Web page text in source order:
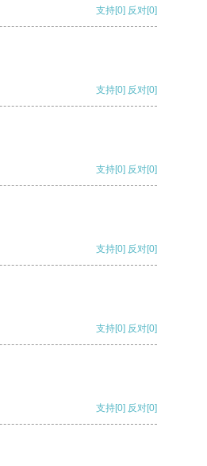
支持[0] 反对[0]
支持[0] 反对[0]
支持[0] 反对[0]
支持[0] 反对[0]
支持[0] 反对[0]
支持[0] 反对[0]